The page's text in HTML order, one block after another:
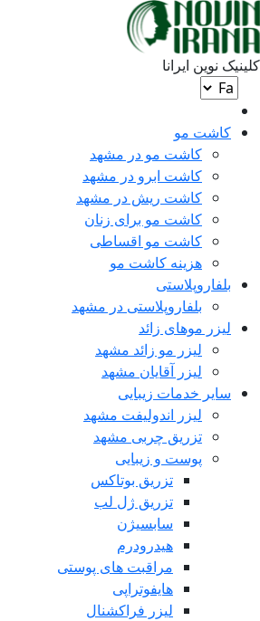
کلینیک نوین ایرانا
کاشت مو
کاشت مو در مشهد
کاشت ابرو در مشهد
کاشت ریش در مشهد
کاشت مو برای زنان
کاشت مو اقساطی
هزینه کاشت مو
بلفاروپلاستی
بلفاروپلاستی در مشهد
لیزر موهای زائد
لیزر مو زائد مشهد
لیزر آقایان مشهد
سایر خدمات زیبایی
لیزر اندولیفت مشهد
تزریق چربی مشهد
پوست و زیبایی
تزریق بوتاکس
تزریق ژل لب
سابسیژن
هیدرودرم
مراقبت های پوستی
هایفوتراپی
لیزر فراکشنال